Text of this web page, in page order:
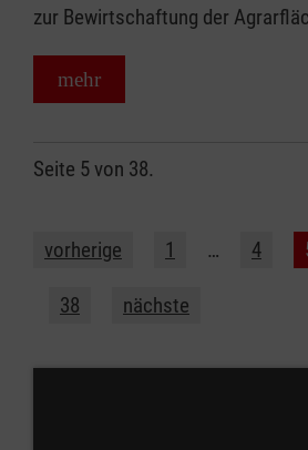
zur Bewirtschaftung der
mehr
Seite 5 von 38.
vorherige 1 … 4
38 nächste